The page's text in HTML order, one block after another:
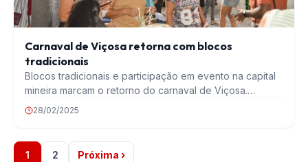
Carnaval de Viçosa retorna com blocos
tradicionais
Blocos tradicionais e participação em evento na capital
mineira marcam o retorno do carnaval de Viçosa.…
28/02/2025
1 2 Próxima ›